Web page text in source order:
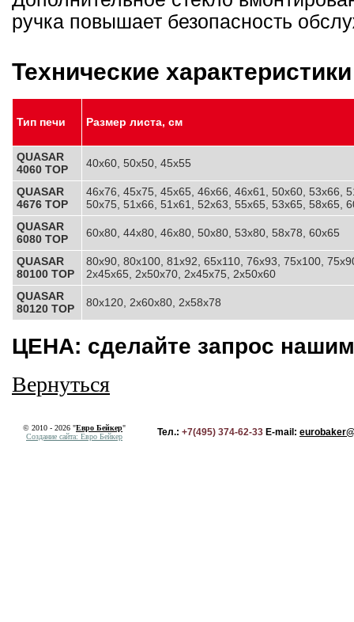
ручка повышает безопасность
Технические характеристики
Тип печи Размер листа, см
QUASAR
4060 TOP
40x60, 50x50, 45x55
QUASAR
4676 TOP
46x76, 45x75, 45x65, 46x66, 46x61, 50x60, 53x66 ,
50x75, 51x66, 51x61, 52x63, 55x65, 53x65, 58x65,
QUASAR
6080 TOP
60x80, 44x80, 46x80, 50x80, 53x80, 58x78, 60x65
QUASAR
80100 TOP
80x90, 80x100, 81x92, 65x110, 76x93, 75x100,
2x45x65, 2x50x70, 2x45x75, 2x50x60
QUASAR
80120 TOP
80x120, 2x60x80, 2x58x78
ЦЕНА: сделайте запрос
Вернуться
© 2010 - 2026 "Евро Бейкер"
Создание сайта: Евро Бейкер
Тел.: +7(495) 374-62-33 E-mail: